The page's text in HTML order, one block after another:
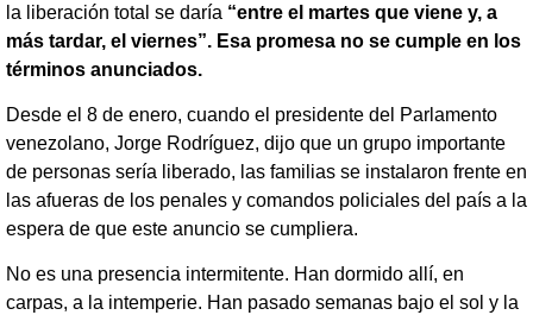
la liberación total se daría “entre el martes que viene y, a
más tardar, el viernes”. Esa promesa no se cumple en los
términos anunciados.
Desde el 8 de enero, cuando el presidente del Parlamento
venezolano, Jorge Rodríguez, dijo que un grupo importante
de personas sería liberado, las familias se instalaron frente en
las afueras de los penales y comandos policiales del país a la
espera de que este anuncio se cumpliera.
No es una presencia intermitente. Han dormido allí, en
carpas, a la intemperie. Han pasado semanas bajo el sol y la